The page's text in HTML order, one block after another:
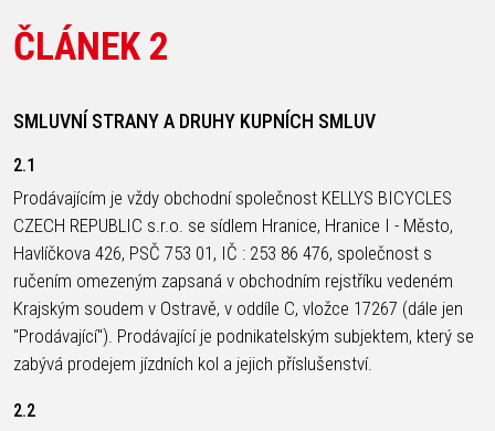
BLATNÍKY
BRAŠNY
CYKLOPOČÍTAČE
DRŽÁKY NA
TELEFON
DĚTSKÉ
SEDAČKY
OCHRANA
KOLA
OSVĚTLENÍ
PUMPY
STOJANY
ZRCADLA NA
KOLO
BRZDOVÉ
PŘÍSLUŠENSTVÍ
DUŠE
HÁKY MĚNIČE
LANKA,
BOVDENY
LEPENÍ
PÁSKA DO
RÁFKU
PŘEDSTAVCE
RUKOJETI
RÁFKY
SEDLA
ČLÁNEK 2
SMLUVNÍ STRANY A DRUHY KUPNÍCH SMLUV
2.1
Prodávajícím je vždy obchodní společnost KELLYS BICYCLES
CZECH REPUBLIC s.r.o. se sídlem Hranice, Hranice I - Město,
Havlíčkova 426, PSČ 753 01, IČ : 253 86 476, společnost s
ručením omezeným zapsaná v obchodním rejstříku vedeném
Krajským soudem v Ostravě, v oddíle C, vložce 17267 (dále jen
"Prodávající"). Prodávající je podnikatelským subjektem, který se
zabývá prodejem jízdních kol a jejich příslušenství.
2.2